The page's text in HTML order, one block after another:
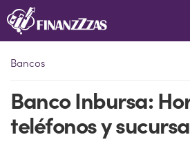
Saltar
al
Bancos
Banco Inbursa:
teléfonos y